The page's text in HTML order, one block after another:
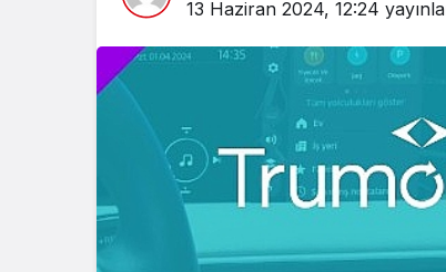
13 Haziran 2024, 12:24
Spor